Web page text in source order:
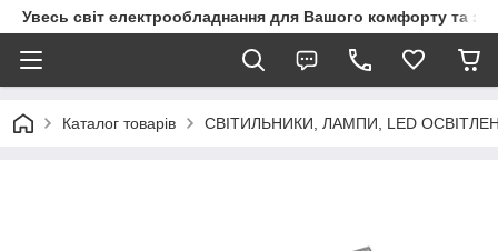
Увесь світ електрообладнання для Вашого комфорту та
Каталог товарів СВІТИЛЬНИКИ, ЛАМПИ, LED